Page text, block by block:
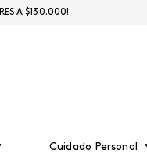
Cuidado Personal
A $130.000!